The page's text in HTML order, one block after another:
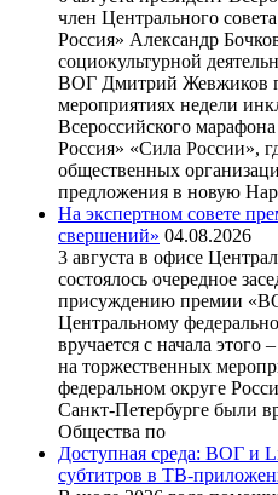
член Центрального
Россия» Александр
социокультурной
ВОГ Дмитрий Жевжиков
мероприятиях недели
Всероссийского
Россия» «Сила России»,
общественных
предложения в новую
На экспертном совете
свершений» 04.08.2026
3 августа в офисе
состоялось очередное
присуждению премии
Центральному
вручается с начала
на торжественных
федеральном округе
Санкт-Петербурге были
Общества по
Доступная среда: ВОГ и
субтитров в ТВ-